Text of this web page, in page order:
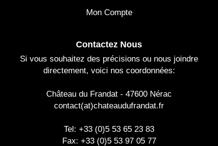
Mon Compte
Contactez Nous
Si vous souhaitez des précisions ou nous joindre
directement, voici nos coordonnées:
Château du Frandat - 47600 Nérac
contact(at)chateaudufrandat.fr
Tel: +33 (0)5 53 65 23 83
Fax: +33 (0)5 53 97 05 77